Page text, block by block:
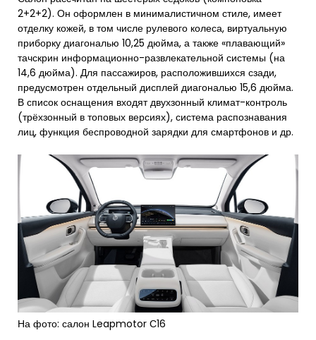
2+2+2). Он оформлен в минималистичном стиле, имеет
отделку кожей, в том числе рулевого колеса, виртуальную
приборку диагональю 10,25 дюйма, а также «плавающий»
тачскрин информационно-развлекательной системы (на
14,6 дюйма). Для пассажиров, расположившихся сзади,
предусмотрен отдельный дисплей диагональю 15,6 дюйма.
В список оснащения входят двухзонный климат-контроль
(трёхзонный в топовых версиях), система распознавания
лиц, функция беспроводной зарядки для смартфонов и др.
На фото: салон Leapmotor С16